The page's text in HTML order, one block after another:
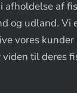
afholdelse af
og udland. Vi
vores kunder
til deres